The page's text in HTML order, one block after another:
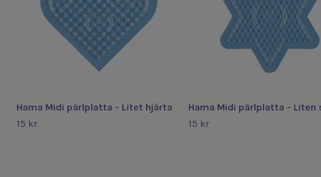
Hama Midi pärlplatta - Litet hjärta
15 kr
Hama Midi pärlplatta - Liten
15 kr